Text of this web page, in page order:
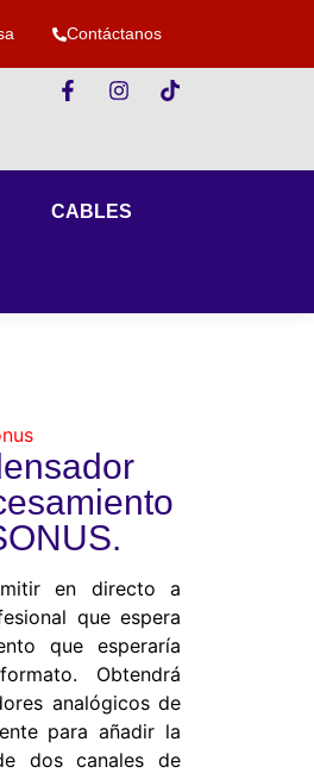
Contáctanos
CABLES
en directo a
que espera
que esperaría
Obtendrá
analógicos de
para añadir la
dos canales de